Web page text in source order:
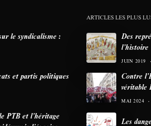
le syndicalisme :
et partis politiques
PTB et l’héritage
ARTICLES LES PLUS
Des
l’histoire
JUIN 2019
Contre
véritable
MAI 2024
Les